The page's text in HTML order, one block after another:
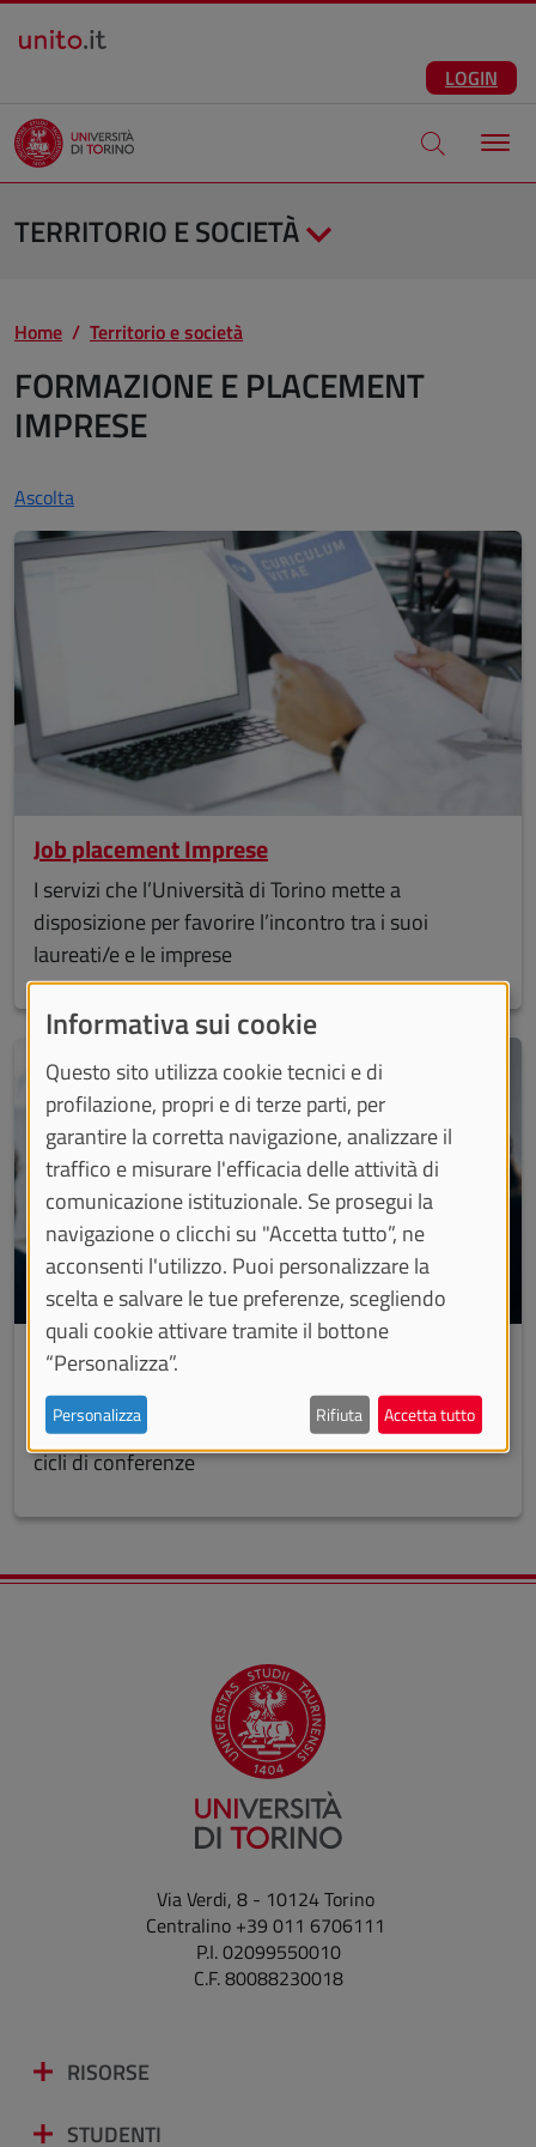
Salta al contenuto principale
LOGIN
Apri modale
TERRITORIO E SOCIETÀ
Home Territorio e società
FORMAZIONE E PLACEMENT
IMPRESE
Ascolta
Job placement Imprese
I servizi che l’Università di Torino mette a
disposizione per favorire l’incontro tra i suoi
laureati/e e le imprese
Formazione
Le prestazioni di formazione su progettazione,
organizzazione ed esecuzione di corsi, seminari,
cicli di conferenze
Via Verdi, 8 - 10124 Torino
Centralino +39 011 6706111
P.I. 02099550010
C.F. 80088230018
RISORSE
STUDENTI
Informativa sui cookie
Questo sito utilizza cookie tecnici e di
profilazione, propri e di terze parti, per
garantire la corretta navigazione, analizzare il
traffico e misurare l'efficacia delle attività di
comunicazione istituzionale. Se prosegui la
navigazione o clicchi su "Accetta tutto”, ne
acconsenti l'utilizzo. Puoi personalizzare la
scelta e salvare le tue preferenze, scegliendo
quali cookie attivare tramite il bottone
“Personalizza”.
Personalizza Rifiuta Accetta tutto